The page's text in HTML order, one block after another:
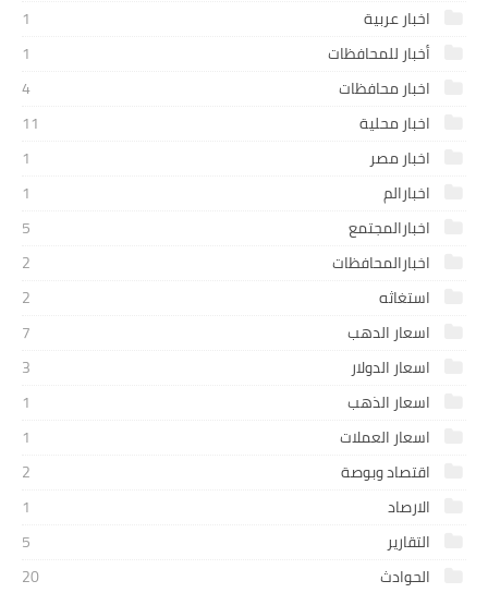
اخبار عربية
1
أخبار للمحافظات
1
اخبار محافظات
4
اخبار محلية
11
اخبار مصر
1
اخبارالم
1
اخبارالمجتمع
5
اخبارالمحافظات
2
استغاثه
2
اسعار الدهب
7
اسعار الدولار
3
اسعار الذهب
1
اسعار العملات
1
اقتصاد وبوصة
2
الارصاد
1
التقارير
5
الحوادث
20